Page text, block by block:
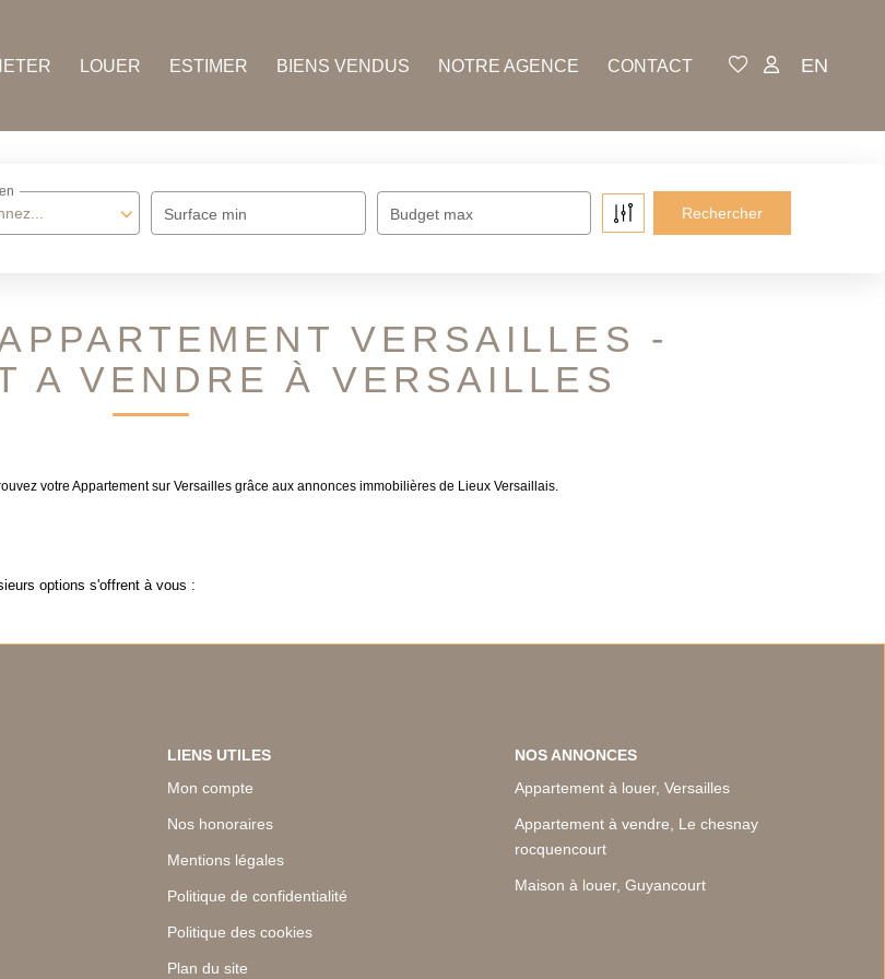
LOUER ESTIMER BIENS VENDUS NOTRE AGENCE CONTACT EN
Surface min Budget max
VERSAILLES -
A VENDRE À VERSAILLES
votre Appartement sur Versailles grâce aux annonces immobilières de Lieux Versaillais.
options s'offrent à vous :
LIENS UTILES
Mon compte
Nos honoraires
Mentions légales
Politique de confidentialité
Politique des cookies
Plan du site
NOS ANNONCES
Appartement à louer, Versailles
Appartement à vendre, Le chesnay
rocquencourt
Maison à louer, Guyancourt